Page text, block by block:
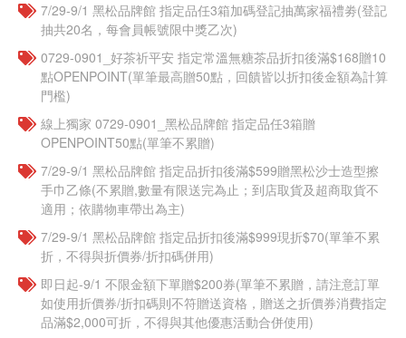
7/29-9/1 黑松品牌館 指定品任3箱加碼登記抽萬家福禮劵(登記
抽共20名，每會員帳號限中獎乙次)
​​0729-0901_好茶祈平安 指定常溫無糖茶品折扣後滿$168贈10
點OPENPOINT(單筆最高贈50點，回饋皆以折扣後金額為計算
門檻)
線上獨家 0729-0901_黑松品牌館 指定品任3箱贈
OPENPOINT50點(單筆不累贈)
7/29-9/1 黑松品牌館 指定品折扣後滿$599贈黑松沙士造型擦
手巾乙條(不累贈,數量有限送完為止；到店取貨及超商取貨不
適用；依購物車帶出為主)
7/29-9/1 黑松品牌館 指定品折扣後滿$999現折$70(單筆不累
折，不得與折價券/折扣碼併用)
即日起-9/1 不限金額下單贈$200券(單筆不累贈，請注意訂單
如使用折價券/折扣碼則不符贈送資格，贈送之折價券消費指定
品滿$2,000可折，不得與其他優惠活動合併使用)